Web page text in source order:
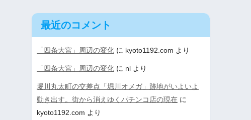
最近のコメント
「四条大宮」周辺の変化 に kyoto1192.com より
「四条大宮」周辺の変化 に nl より
堀川丸太町の交差点「堀川オメガ」跡地がいよいよ
動き出す。街から消えゆくパチンコ店の現在 に
kyoto1192.com より